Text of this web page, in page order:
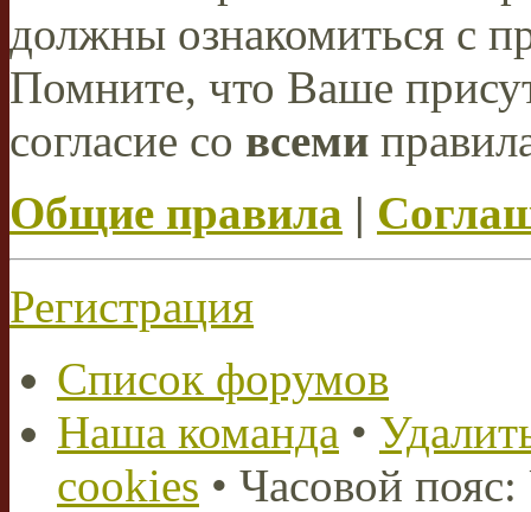
должны ознакомиться с
Помните, что Ваше
согласие со всеми
Общие правила |
Регистрация
Список форумов
Наша команда •
cookies • Часовой